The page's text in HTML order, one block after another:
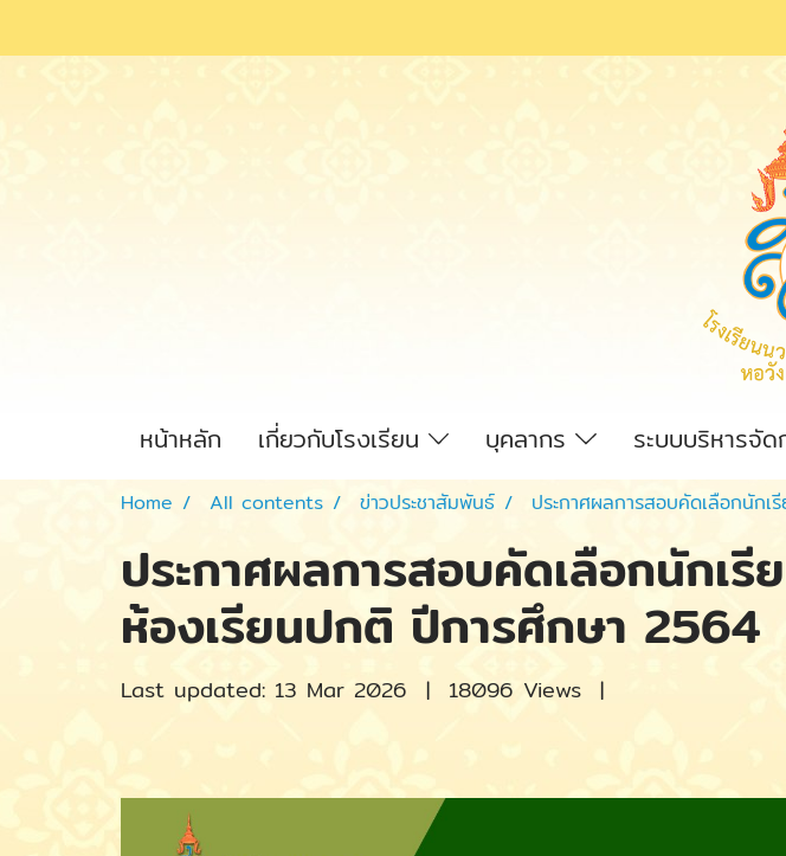
หน้าหลัก เกี่ยวกับโรงเรียน บุคลากร ระบบบริหารจัด
Home All contents ข่าวประชาสัมพันธ์ ประกาศผลการสอบคัดเลือกนัก
ประกาศผลการสอบคัดเลือกนักเ
ห้องเรียนปกติ ปีการศึกษา 2564
Last updated: 13 Mar 2026 | 18096 Views |